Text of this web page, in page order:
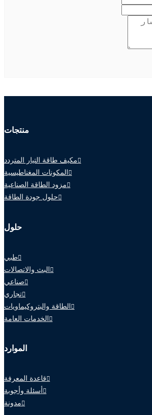
منتجات
مكيف طاقة التيار المتردد
المكونات المغناطيسية
مزود الطاقة الصناعية
حلول جودة الطاقة
حلول
طبي
البث والاتصالات
صناعي
تجاري
الطاقة والبتروكيماويات
الخدمات العامة
الموارد
قاعدة المعرفة
أسئلة وأجوبة
مدونة